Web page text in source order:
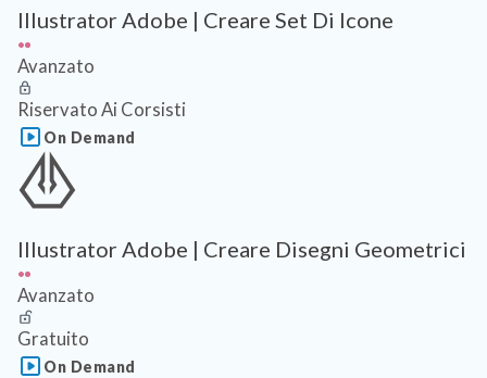
Illustrator Adobe | Creare Set Di Icone
Avanzato
Riservato Ai Corsisti
On Demand
Illustrator Adobe | Creare Disegni Geometrici
Avanzato
Gratuito
On Demand